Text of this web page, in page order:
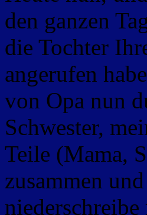
den ganzen
die Tochter
angerufen
von Opa nun
Schwester,
Teile (Mama,
zusammen